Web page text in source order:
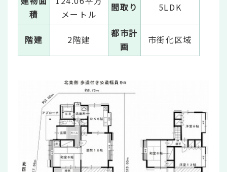
積
メートル
間取り 5LDK
階建 2階建
都市計
画
市街化区域